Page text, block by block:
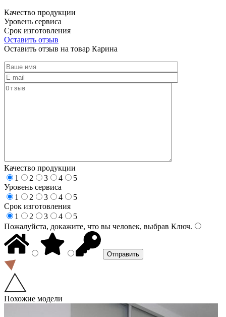
Качество продукции
Уровень сервиса
Срок изготовления
Оставить отзыв
Оставить отзыв на товар Карина
Качество продукции
1
2 3 4
5
Уровень сервиса
1
2 3 4
5
Срок изготовления
1
2 3 4
5
Пожалуйста, докажите, что вы человек, выбрав Ключ.
Похожие модели